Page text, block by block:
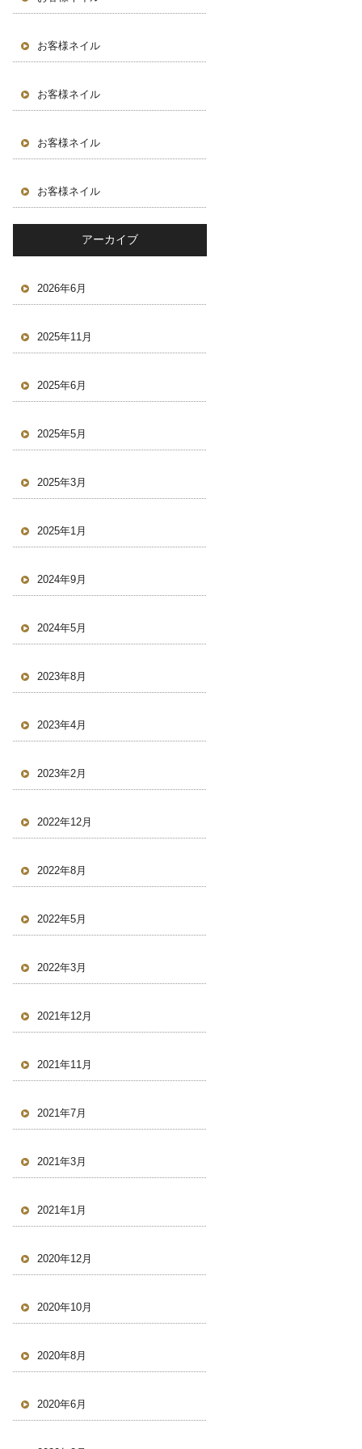
お客様ネイル
お客様ネイル
お客様ネイル
お客様ネイル
アーカイブ
2026年6月
2025年11月
2025年6月
2025年5月
2025年3月
2025年1月
2024年9月
2024年5月
2023年8月
2023年4月
2023年2月
2022年12月
2022年8月
2022年5月
2022年3月
2021年12月
2021年11月
2021年7月
2021年3月
2021年1月
2020年12月
2020年10月
2020年8月
2020年6月